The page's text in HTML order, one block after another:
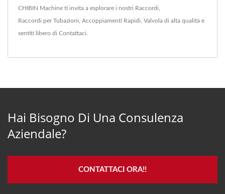
CHIBIN Machine ti invita a esplorare i nostri Raccordi
Raccordi per Tubazioni Accoppiamenti Rapidi Valvola di alta qualità e
sentiti libero di Contattaci
Hai Bisogno Di Una Consulenza
Aziendale?
CONTATTACI ORA!!